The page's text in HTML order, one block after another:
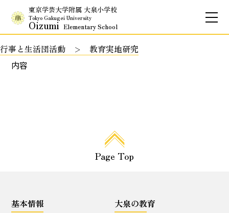
東京学芸大学附属 大泉小学校
Tokyo Gakugei University
Oizumi Elementary School
お問合せ アクセス
学校理念
基本情報
行事と生活団活動
教育実地研究
内容
Page Top
基本情報 大泉の教育